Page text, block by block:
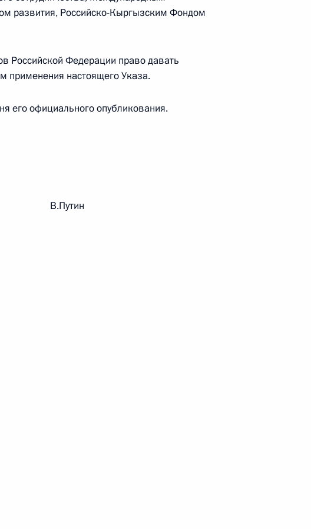
статусе представительств компетентных органов
Федерации и Киргизской Республике
водного транспорта Российской Федерации и статью 1
развития, Российско-Кыргызским Фондом
Российской Федерации право давать
применения настоящего Указа.
его официального опубликования.
В.Путин